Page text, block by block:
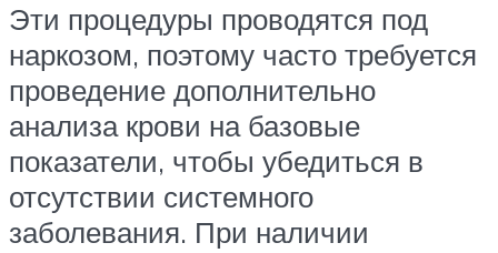
Эти процедуры проводятся под
наркозом, поэтому часто требуется
проведение дополнительно
анализа крови на базовые
показатели, чтобы убедиться в
отсутствии системного
заболевания. При наличии